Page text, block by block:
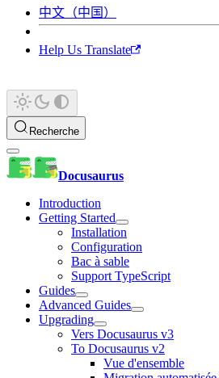
中文（中国）
Help Us Translate
Recherche
Docusaurus
Introduction
Getting Started
Installation
Configuration
Bac à sable
Support TypeScript
Guides
Advanced Guides
Upgrading
Vers Docusaurus v3
To Docusaurus v2
Vue d'ensemble